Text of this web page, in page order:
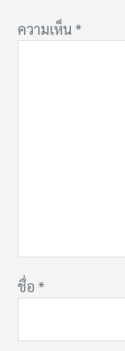
ความเห็น*
ชื่อ*